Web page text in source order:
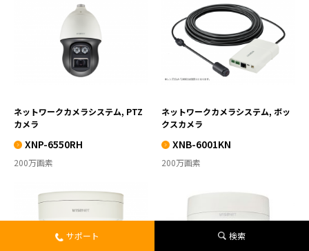
XNP-6550RH
VIEW MORE
ネットワークカメラシステム, PTZ
カメラ
XNP-6550RH
200万画素
XNB-6001KN
VIEW MORE
ネットワークカメラシステム, ボッ
クスカメラ
XNB-6001KN
200万画素
XNP-6040KHN
VIEW MORE
XNV-6080KRN
VIEW MORE
サポート 検索